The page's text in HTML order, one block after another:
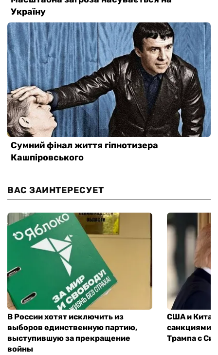
ВАС ЗАИНТЕРЕСУЕТ
В России хотят исключить из
выборов единственную партию,
выступившую за прекращение
войны
США и
санкциями:
Трампа с Си